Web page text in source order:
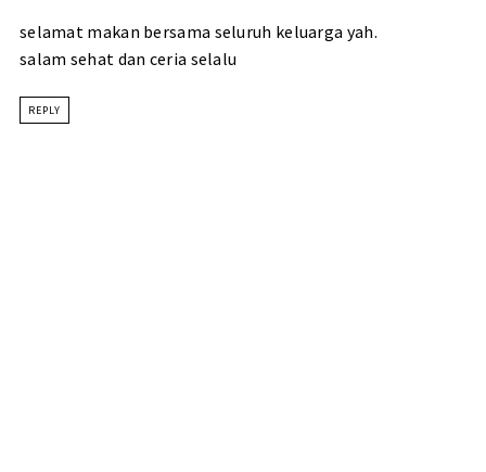
selamat makan bersama seluruh keluarga yah.
salam sehat dan ceria selalu
REPLY